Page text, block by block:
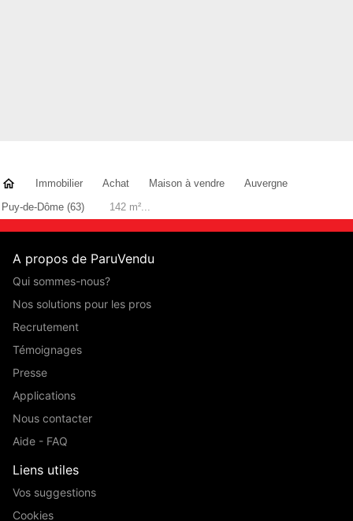
Immobilier Achat Maison à vendre
Auvergne
Puy-de-Dôme (63)
142 m²...
A propos de ParuVendu
Qui sommes-nous?
Nos solutions pour les pros
Recrutement
Témoignages
Presse
Applications
Nous contacter
Aide - FAQ
Liens utiles
Vos suggestions
Cookies